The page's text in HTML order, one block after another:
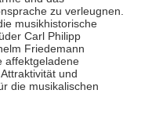
zu verleugnen.
musikhistorische
Carl Philipp
Friedemann
affektgeladene
und
die musikalischen